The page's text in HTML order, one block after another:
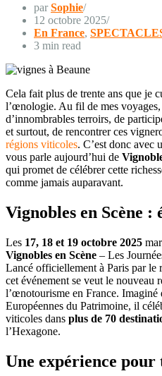
parSophie
12 octobre 2025
En France,
3 min read
Cela fait plus de trente ans que je
l’œnologie. Au fil de mes
d’innombrables terroirs, de
et surtout, de rencontrer ces
régions viticoles. C’est donc avec
vous parle aujourd’hui de
qui promet de célébrer cette
comme jamais auparavant.
Vignobles en Scène :
Les 17, 18 et 19 octobre 2025
Vignobles en Scène – Les
Lancé officiellement à Paris par le
cet événement se veut le nouveau
l’œnotourisme en France. Imaginé
Européennes du Patrimoine, il
viticoles dans plus de 70
l’Hexagone.
Une expérience pour